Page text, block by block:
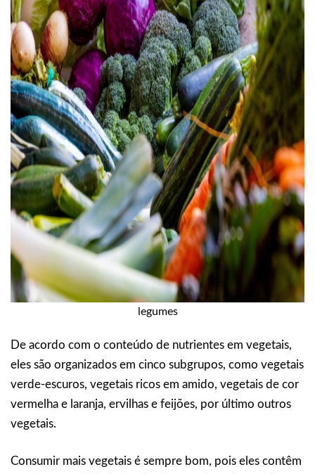
legumes
De acordo com o conteúdo de nutrientes em vegetais,
eles são organizados em cinco subgrupos, como vegetais
verde-escuros, vegetais ricos em amido, vegetais de cor
vermelha e laranja, ervilhas e feijões, por último outros
vegetais.
Consumir mais vegetais é sempre bom, pois eles contêm